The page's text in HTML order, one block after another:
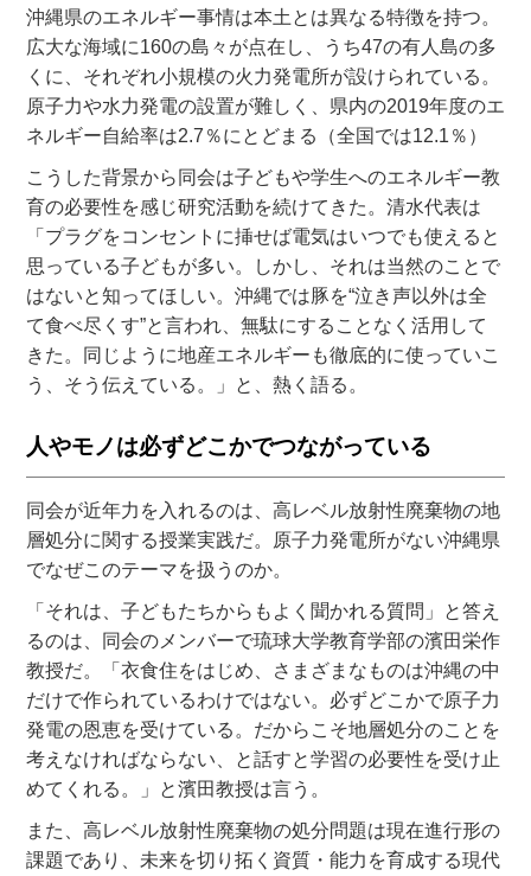
沖縄県のエネルギー事情は本土とは異なる特徴を持つ。
広大な海域に160の島々が点在し、うち47の有人島の多
くに、それぞれ小規模の火力発電所が設けられている。
原子力や水力発電の設置が難しく、県内の2019年度のエ
ネルギー自給率は2.7％にとどまる（全国では12.1％）
こうした背景から同会は子どもや学生へのエネルギー教
育の必要性を感じ研究活動を続けてきた。清水代表は
「プラグをコンセントに挿せば電気はいつでも使えると
思っている子どもが多い。しかし、それは当然のことで
はないと知ってほしい。沖縄では豚を“泣き声以外は全
て食べ尽くす”と言われ、無駄にすることなく活用して
きた。同じように地産エネルギーも徹底的に使っていこ
う、そう伝えている。」と、熱く語る。
人やモノは必ずどこかでつながっている
同会が近年力を入れるのは、高レベル放射性廃棄物の地
層処分に関する授業実践だ。原子力発電所がない沖縄県
でなぜこのテーマを扱うのか。
「それは、子どもたちからもよく聞かれる質問」と答え
るのは、同会のメンバーで琉球大学教育学部の濱田栄作
教授だ。「衣食住をはじめ、さまざまなものは沖縄の中
だけで作られているわけではない。必ずどこかで原子力
発電の恩恵を受けている。だからこそ地層処分のことを
考えなければならない、と話すと学習の必要性を受け止
めてくれる。」と濱田教授は言う。
また、高レベル放射性廃棄物の処分問題は現在進行形の
課題であり、未来を切り拓く資質・能力を育成する現代